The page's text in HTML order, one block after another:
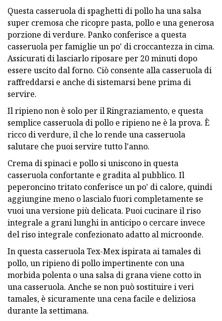
Questa casseruola di spaghetti di pollo ha una salsa
super cremosa che ricopre pasta, pollo e una generosa
porzione di verdure. Panko conferisce a questa
casseruola per famiglie un po' di croccantezza in cima.
Assicurati di lasciarlo riposare per 20 minuti dopo
essere uscito dal forno. Ciò consente alla casseruola di
raffreddarsi e anche di sistemarsi bene prima di
servire.
Il ripieno non è solo per il Ringraziamento, e questa
semplice casseruola di pollo e ripieno ne è la prova. È
ricco di verdure, il che lo rende una casseruola
salutare che puoi servire tutto l'anno.
Crema di spinaci e pollo si uniscono in questa
casseruola confortante e gradita al pubblico. Il
peperoncino tritato conferisce un po' di calore, quindi
aggiungine meno o lascialo fuori completamente se
vuoi una versione più delicata. Puoi cucinare il riso
integrale a grani lunghi in anticipo o cercare invece
del riso integrale confezionato adatto al microonde.
In questa casseruola Tex-Mex ispirata ai tamales di
pollo, un ripieno di pollo impertinente con una
morbida polenta o una salsa di grana viene cotto in
una casseruola. Anche se non può sostituire i veri
tamales, è sicuramente una cena facile e deliziosa
durante la settimana.